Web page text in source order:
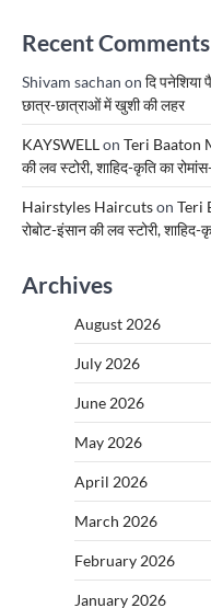
Recent Comments
Shivam sachan on दि
छात्र-छात्राओं में खुशी की लहर
KAYSWELLon Teri Baaton
की लव स्टोरी, शाहिद-कृति का
Hairstyles Haircutson Teri
रोबोट-इंसान की लव स्टोरी,
Archives
August 2026
July 2026
June 2026
May 2026
April 2026
March 2026
February 2026
January 2026